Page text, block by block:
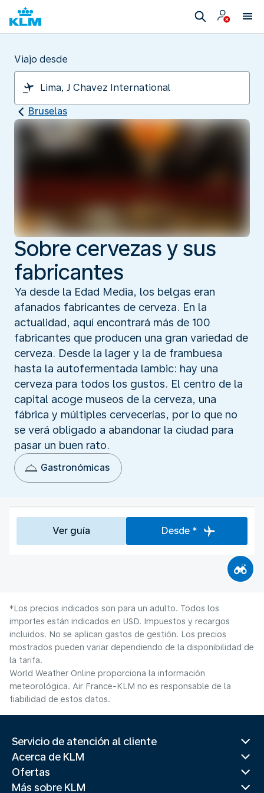
Viajo desde
Bruselas
Sobre cervezas y sus
fabricantes
Ya desde la Edad Media, los belgas eran
afanados fabricantes de cerveza. En la
actualidad, aquí encontrará más de 100
fabricantes que producen una gran variedad de
cerveza. Desde la lager y la de frambuesa
hasta la autofermentada lambic: hay una
cerveza para todos los gustos. El centro de la
capital acoge museos de la cerveza, una
fábrica y múltiples cervecerías, por lo que no
se verá obligado a abandonar la ciudad para
pasar un buen rato.
Gastronómicas
Ver guía Desde *
*Los precios indicados son para un adulto. Todos los
importes están indicados en USD. Impuestos y recargos
incluidos. No se aplican gastos de gestión. Los precios
mostrados pueden variar dependiendo de la disponibilidad de
la tarifa.
World Weather Online proporciona la información
meteorológica. Air France-KLM no es responsable de la
fiabilidad de estos datos.
Servicio de atención al cliente
Acerca de KLM
Ofertas
Más sobre KLM